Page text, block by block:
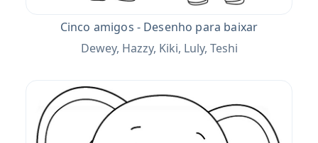
Cinco amigos - Desenho para baixar
Dewey, Hazzy, Kiki, Luly, Teshi